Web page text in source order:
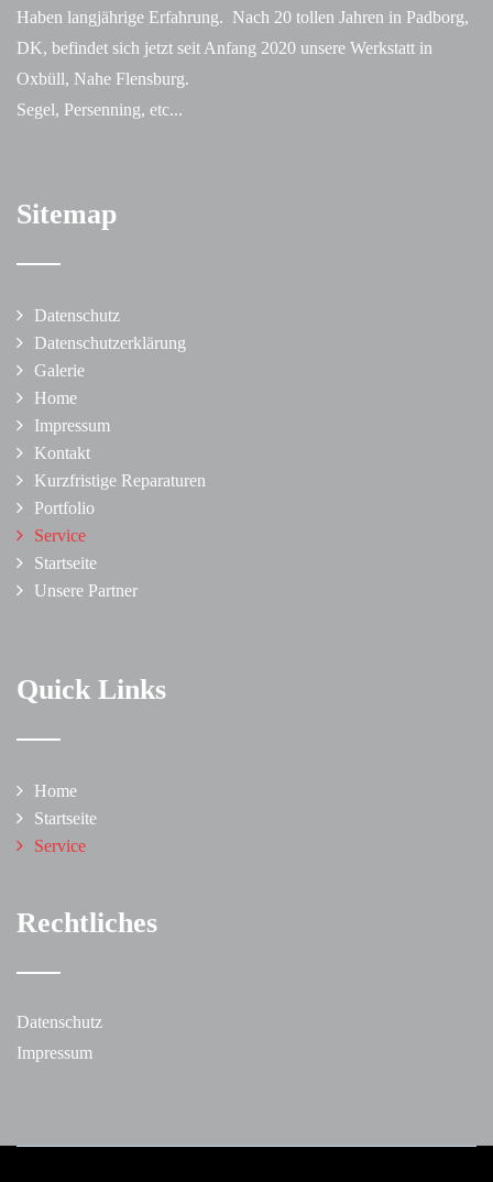
Haben langjährige Erfahrung. Nach 20 tollen Jahren in Padborg,
DK, befindet sich jetzt seit Anfang 2020 unsere Werkstatt in
Oxbüll, Nahe Flensburg.
Segel, Persenning, etc...
Sitemap
Datenschutz
Datenschutzerklärung
Galerie
Home
Impressum
Kontakt
Kurzfristige Reparaturen
Portfolio
Service
Startseite
Unsere Partner
Quick Links
Home
Startseite
Service
Rechtliches
Datenschutz
Impressum